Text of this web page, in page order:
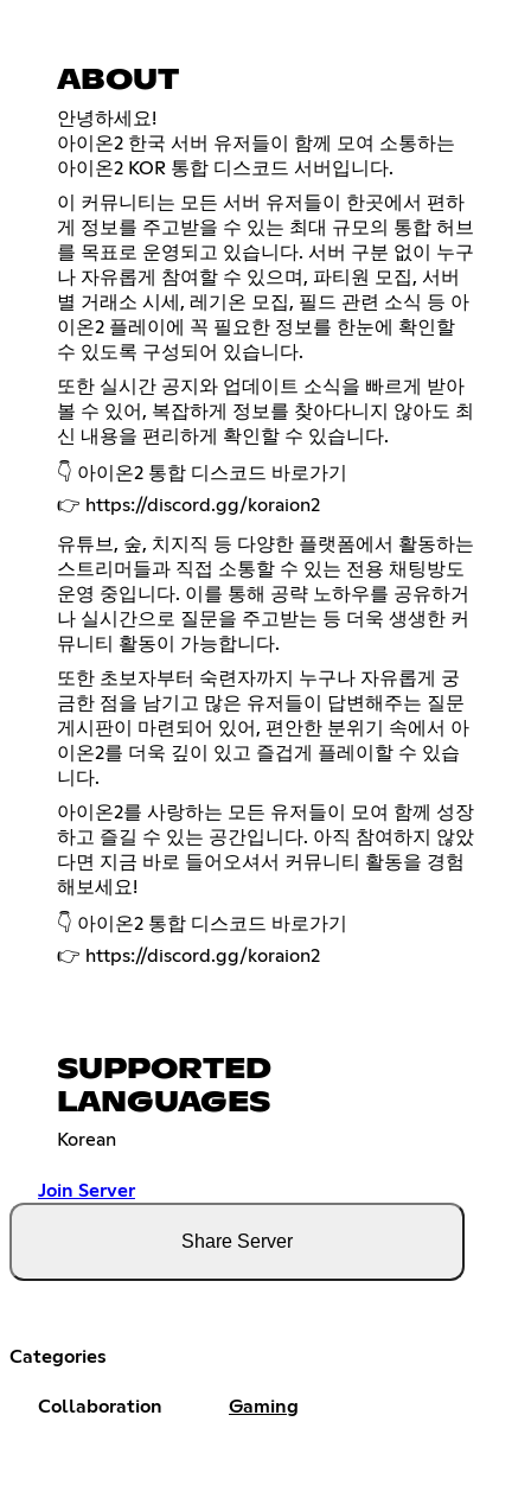
ABOUT
안녕하세요!
아이온2 한국 서버 유저들이 함께 모여 소통하는
아이온2 KOR 통합 디스코드 서버입니다.
이 커뮤니티는 모든 서버 유저들이 한곳에서 편하
게 정보를 주고받을 수 있는 최대 규모의 통합 허브
를 목표로 운영되고 있습니다. 서버 구분 없이 누구
나 자유롭게 참여할 수 있으며, 파티원 모집, 서버
별 거래소 시세, 레기온 모집, 필드 관련 소식 등 아
이온2 플레이에 꼭 필요한 정보를 한눈에 확인할
수 있도록 구성되어 있습니다.
또한 실시간 공지와 업데이트 소식을 빠르게 받아
볼 수 있어, 복잡하게 정보를 찾아다니지 않아도 최
신 내용을 편리하게 확인할 수 있습니다.
👇 아이온2 통합 디스코드 바로가기
👉 https://discord.gg/koraion2
유튜브, 숲, 치지직 등 다양한 플랫폼에서 활동하는
스트리머들과 직접 소통할 수 있는 전용 채팅방도
운영 중입니다. 이를 통해 공략 노하우를 공유하거
나 실시간으로 질문을 주고받는 등 더욱 생생한 커
뮤니티 활동이 가능합니다.
또한 초보자부터 숙련자까지 누구나 자유롭게 궁
금한 점을 남기고 많은 유저들이 답변해주는 질문
게시판이 마련되어 있어, 편안한 분위기 속에서 아
이온2를 더욱 깊이 있고 즐겁게 플레이할 수 있습
니다.
아이온2를 사랑하는 모든 유저들이 모여 함께 성장
하고 즐길 수 있는 공간입니다. 아직 참여하지 않았
다면 지금 바로 들어오셔서 커뮤니티 활동을 경험
해보세요!
👇 아이온2 통합 디스코드 바로가기
👉 https://discord.gg/koraion2
SUPPORTED
LANGUAGES
Korean
Join Server
Share Server
Categories
Collaboration Gaming